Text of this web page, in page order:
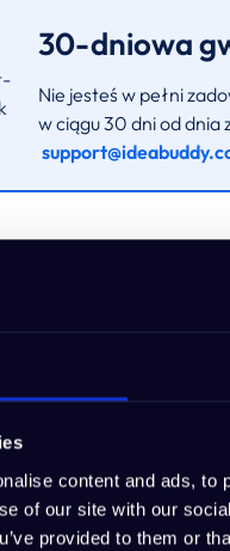
content and ads,
of our site with our
provided to them or
30-dniowa
Nie jesteś w pełni
w ciągu 30 dni od dnia
zawiera